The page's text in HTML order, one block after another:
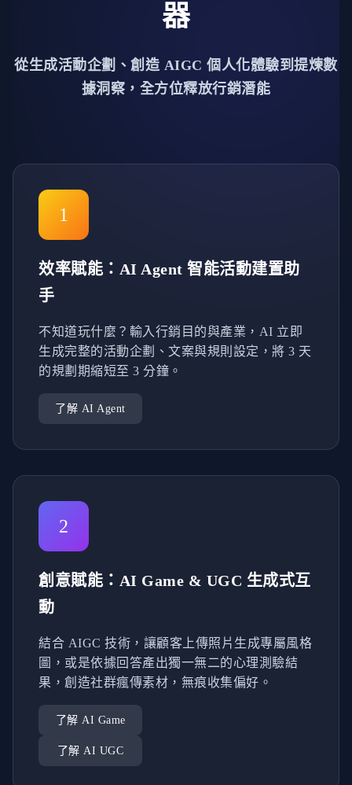
器
從生成活動企劃、創造 AIGC 個人化體驗到提煉數
據洞察，全方位釋放行銷潛能
1
效率賦能：AI Agent 智能活動建置助
手
不知道玩什麼？輸入行銷目的與產業，AI 立即
生成完整的活動企劃、文案與規則設定，將 3 天
的規劃期縮短至 3 分鐘。
了解 AI Agent
2
創意賦能：AI Game & UGC 生成式互
動
結合 AIGC 技術，讓顧客上傳照片生成專屬風格
圖，或是依據回答產出獨一無二的心理測驗結
果，創造社群瘋傳素材，無痕收集偏好。
了解 AI Game
了解 AI UGC